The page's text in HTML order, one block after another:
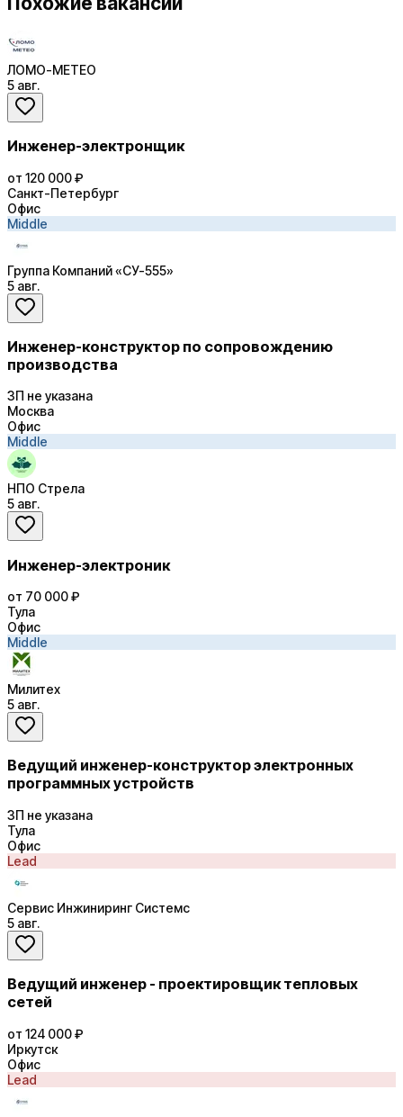
ЛОМО-МЕТЕО
5 авг.
Инженер-электронщик
от 120 000 ₽
Санкт-Петербург
Офис
Middle
Группа Компаний «СУ-555»
5 авг.
Инженер-конструктор по сопровождению
производства
ЗП не указана
Москва
Офис
Middle
НПО Стрела
5 авг.
Инженер-электроник
от 70 000 ₽
Тула
Офис
Middle
Милитех
5 авг.
Ведущий инженер-конструктор электронных
программных устройств
ЗП не указана
Тула
Офис
Lead
Сервис Инжиниринг Системс
5 авг.
Ведущий инженер - проектировщик тепловых
сетей
от 124 000 ₽
Иркутск
Офис
Lead